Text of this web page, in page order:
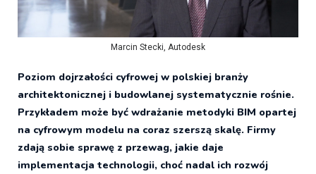
Marcin Stecki, Autodesk
Poziom dojrzałości cyfrowej w polskiej branży
architektonicznej i budowlanej systematycznie rośnie.
Przykładem może być wdrażanie metodyki BIM opartej
na cyfrowym modelu na coraz szerszą skalę. Firmy
zdają sobie sprawę z przewag, jakie daje
implementacja technologii, choć nadal ich rozwój